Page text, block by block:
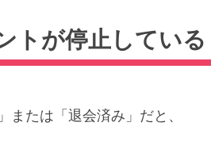
トが停止している
たは「退会済み」だと、